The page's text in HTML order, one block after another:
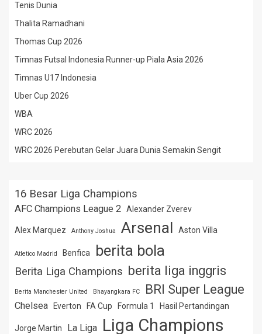
Tenis Dunia
Thalita Ramadhani
Thomas Cup 2026
Timnas Futsal Indonesia Runner-up Piala Asia 2026
Timnas U17 Indonesia
Uber Cup 2026
WBA
WRC 2026
WRC 2026 Perebutan Gelar Juara Dunia Semakin Sengit
16 Besar Liga Champions
AFC Champions League 2 Alexander Zverev
Alex Marquez Anthony Joshua Arsenal Aston Villa
Atletico Madrid Benfica berita bola
Berita Liga Champions berita liga inggris
Berita Manchester United Bhayangkara FC BRI Super League
Chelsea Everton FA Cup Formula 1 Hasil Pertandingan
Jorge Martin La Liga Liga Champions